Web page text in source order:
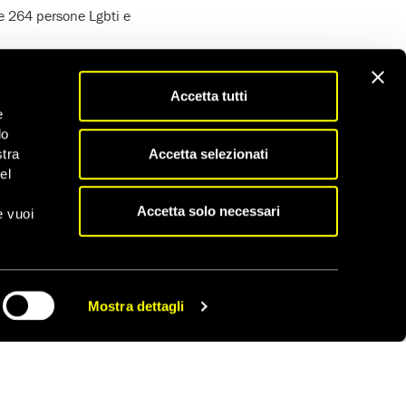
vuoi
Mostra dettagli
Accetta tutti
Accetta selezionati
Accetta solo necessari
264 persone Lgbti e
estorsioni e
reati contro le
di loro ha sporto
che aveva
aggredito e
CONDIVIDI